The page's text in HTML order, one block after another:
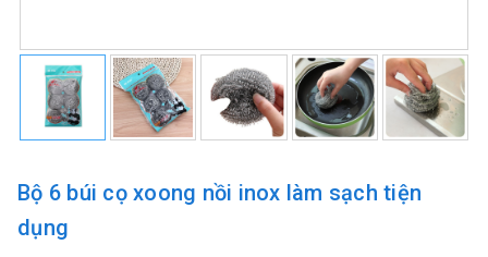
Bộ 6 búi cọ xoong nồi inox làm sạch tiện
dụng